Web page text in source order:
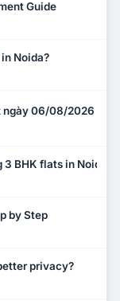
Guide
Noida?
ngày 06/08/2026
BHK flats in Noida?
by Step
privacy?